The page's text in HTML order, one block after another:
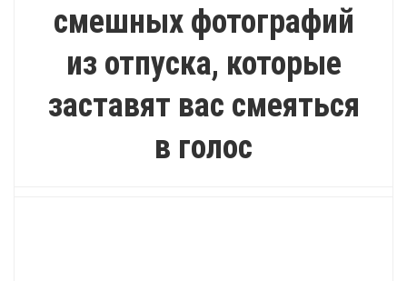
смешных фотографий
из отпуска, которые
заставят вас смеяться
в голос